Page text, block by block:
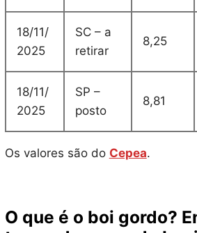
18/11/
2025
SC – a
retirar
8,25
18/11/
2025
SP –
posto
8,81
Os valores são do Cepea.
O que é o boi gordo?